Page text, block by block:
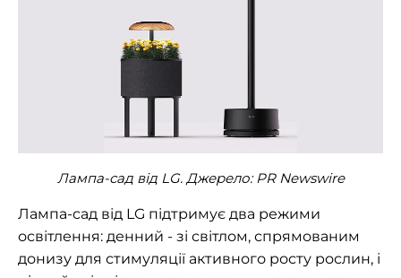
Лампа-сад від LG. Джерело: PR Newswire
Лампа-сад від LG підтримує два режими
освітлення: денний - зі світлом, спрямованим
донизу для стимуляції активного росту рослин, і